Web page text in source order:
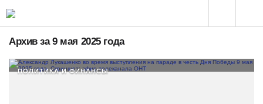
Архив за 9 мая 2025 года
ПОЛИТИКА И ФИНАНСЫ